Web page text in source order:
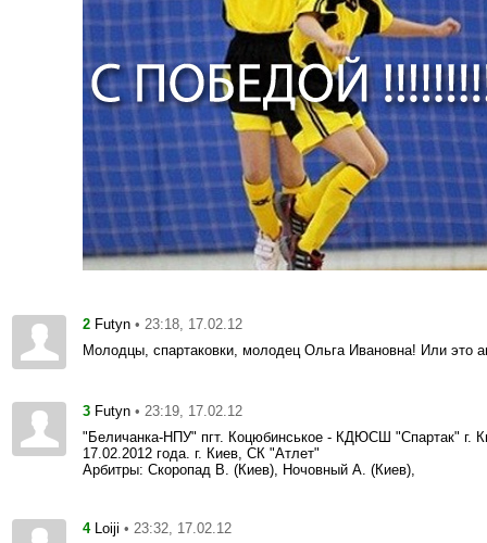
2 Futyn • 23:18, 17.02.12
Молодцы, спартаковки, молодец Ольга Ивановна! Или это
3 Futyn • 23:19, 17.02.12
"Беличанка-НПУ" пгт. Коцюбинськое - КДЮСШ "Спартак" г.
17.02.2012 года. г. Киев, СК "Атлет"
Арбитры: Скоропад В. (Киев), Ночовный А. (Киев),
4 Loiji • 23:32, 17.02.12